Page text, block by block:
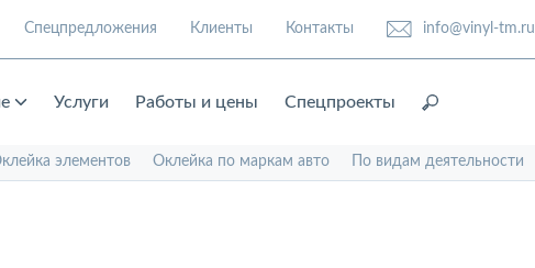
Спецпредложения Клиенты Контакты info@vinyl-tm.ru
Услуги Работы и цены Спецпроекты
элементов Оклейка по маркам авто По видам деятельности